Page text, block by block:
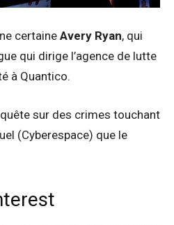
certaine Avery Ryan, qui
qui dirige l’agence de lutte
à Quantico.
sur des crimes touchant
(Cyberespace) que le